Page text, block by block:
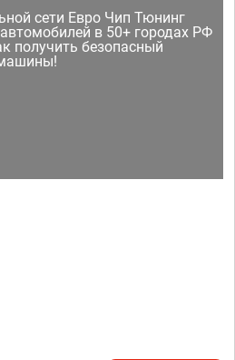
сети Евро Чип Тюнинг
в 50+ городах РФ
получить безопасный